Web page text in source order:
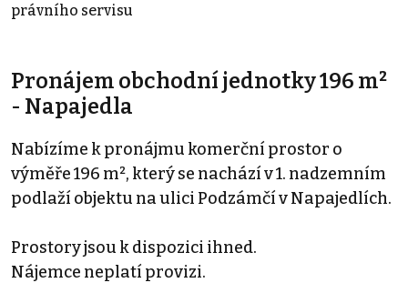
právního servisu
Pronájem obchodní jednotky 196 m²
- Napajedla
Nabízíme k pronájmu komerční prostor o
výměře 196 m², který se nachází v 1. nadzemním
podlaží objektu na ulici Podzámčí v Napajedlích.
Prostory jsou k dispozici ihned.
Nájemce neplatí provizi.